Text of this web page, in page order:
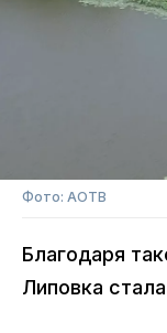
Фото: АОТВ
Благодаря
Липовка